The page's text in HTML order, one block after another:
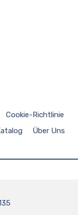
Cookie-Richtlinie
Über Uns